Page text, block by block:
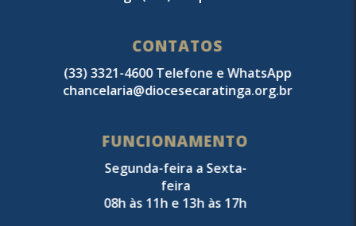
CONTATOS
(33) 3321-4600 Telefone e WhatsApp
chancelaria@diocesecaratinga.org.br
FUNCIONAMENTO
Segunda-feira a Sexta-
feira
08h às 11h e 13h às 17h